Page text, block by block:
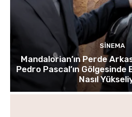
SINEMA
Mandalorian’ın Perde
Pedro Pascal’ın
Nasıl